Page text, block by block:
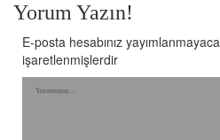
Yorum Yazın!
E-posta hesabınız
işaretlenmişlerdir